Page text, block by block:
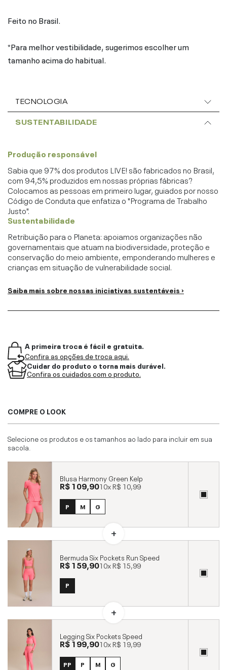
Feito no Brasil.
*Para melhor vestibilidade, sugerimos escolher um
tamanho acima do habitual.
TECNOLOGIA
SUSTENTABILIDADE
Produção responsável
Sabia que 97% dos produtos LIVE! são fabricados no Brasil,
com 94,5% produzidos em nossas próprias fábricas?
Colocamos as pessoas em primeiro lugar, guiados por nosso
Código de Conduta que enfatiza o "Programa de Trabalho
Justo".
Sustentabilidade
Retribuição para o Planeta: apoiamos organizações não
governamentais que atuam na biodiversidade, proteção e
conservação do meio ambiente, emponderando mulheres e
crianças em situação de vulnerabilidade social.
Saiba mais sobre nossas iniciativas sustentáveis ›
A primeira troca é fácil e gratuita.
Confira as opções de troca aqui.
Cuidar do produto o torna mais durável.
Confira os cuidados com o produto.
COMPRE O LOOK
Selecione os produtos e os tamanhos ao lado para incluir em sua
sacola.
Blusa Harmony Green Kelp
R$ 109,9010xR$ 10,99
P M G
Bermuda Six Pockets Run Speed
R$ 159,9010xR$ 15,99
P
Legging Six Pockets Speed
R$ 199,9010xR$ 19,99
PP P M G